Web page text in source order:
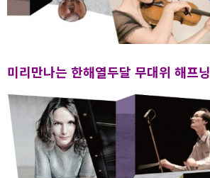
미리만나는 한해열두달 무대위 해프닝